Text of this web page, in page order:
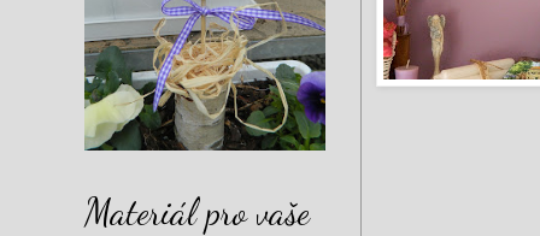
Materiál pro vaše